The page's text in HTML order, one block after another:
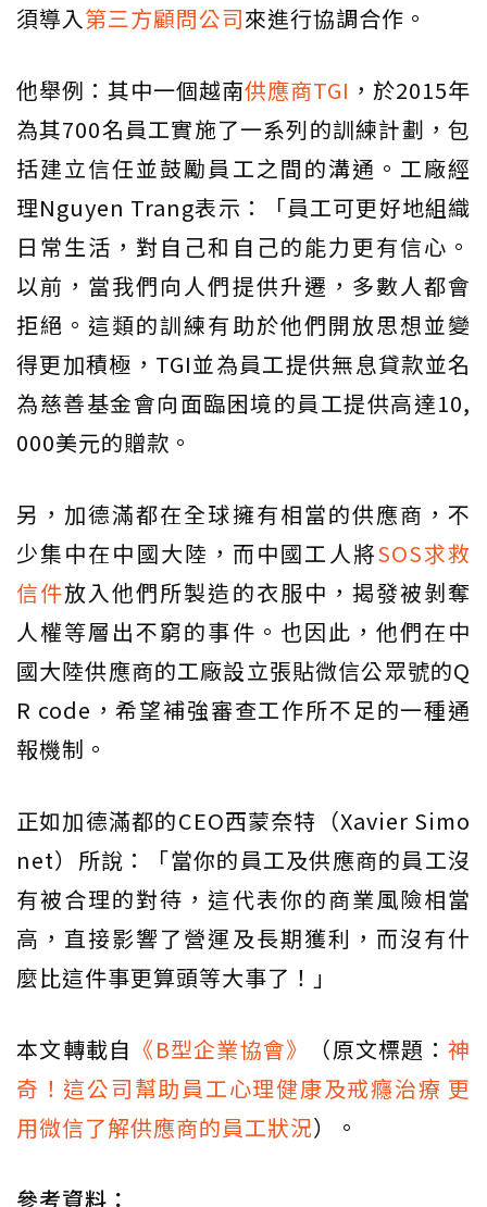
須導入第三方顧問公司來進行協調合作。
他舉例：其中一個越南供應商TGI ，於2015年
為其700名員工實施了一系列的訓練計劃，包
括建立信任並鼓勵員工之間的溝通。工廠經
理Nguyen Trang表示：「員工可更好地組織
日常生活，對自己和自己的能力更有信心。
以前，當我們向人們提供升遷，多數人都會
拒絕。這類的訓練有助於他們開放思想並變
得更加積極，TGI並為員工提供無息貸款並名
為慈善基金會向面臨困境的員工提供高達10,
000美元的贈款。
另，加德滿都在全球擁有相當的供應商，不
少集中在中國大陸，而中國工人將SOS求救
信件放入他們所製造的衣服中，揭發被剝奪
人權等層出不窮的事件。也因此，他們在中
國大陸供應商的工廠設立張貼微信公眾號的Q
R code，希望補強審查工作所不足的一種通
報機制。
正如加德滿都的CEO西蒙奈特（Xavier Simo
net）所說：「當你的員工及供應商的員工沒
有被合理的對待，這代表你的商業風險相當
高，直接影響了營運及長期獲利，而沒有什
麼比這件事更算頭等大事了！」
本文轉載自 《B型企業協會》 （原文標題：神
奇！這公司幫助員工心理健康及戒癮治療 更
用微信了解供應商的員工狀況）。
參考資料：